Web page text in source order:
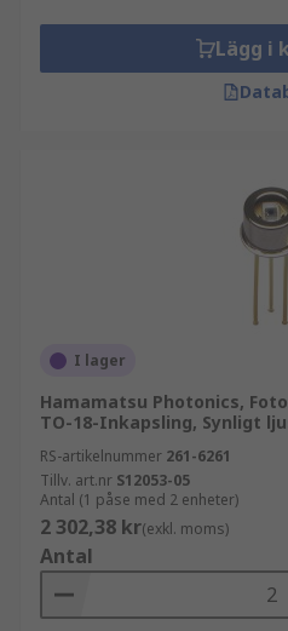
Lägg i
I lager
Hamamatsu Photonics,
TO-18-Inkapsling, Synligt
RS-artikelnummer 261-6261
Tillv. art.nr S12053-05
Antal (1 påse med 2 enheter)
2 302,38 kr(exkl. moms)
Antal